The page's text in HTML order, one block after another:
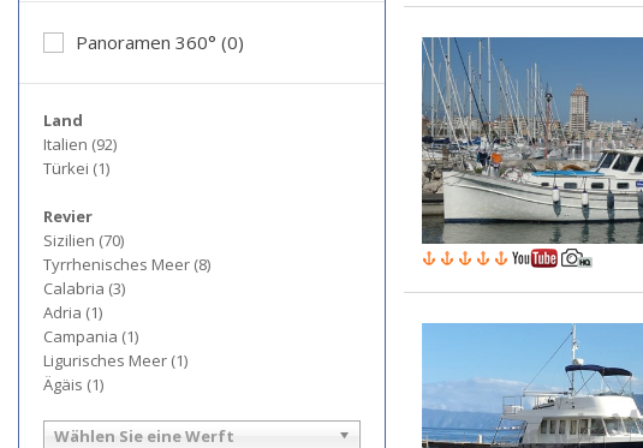
Panoramen 360° (0)
Land
Italien (92)
Türkei (1)
Revier
Sizilien (70)
Tyrrhenisches Meer (8)
Calabria (3)
Adria (1)
Campania (1)
Ligurisches Meer (1)
Ägäis (1)
Wählen Sie eine Werft